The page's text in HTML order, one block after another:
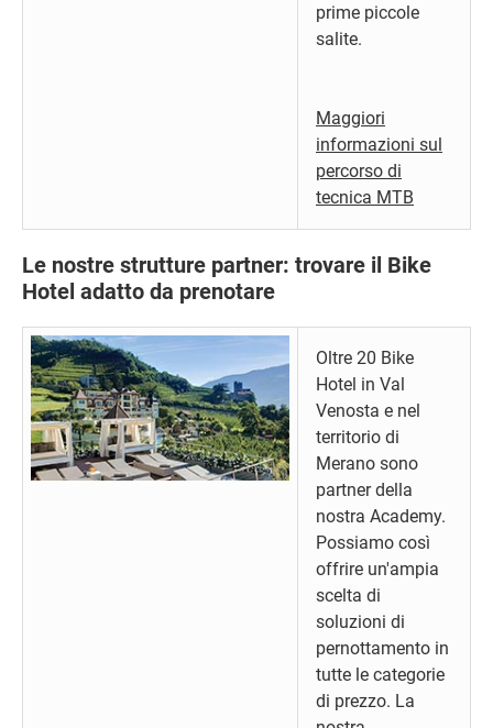
prime piccole
salite.
Maggiori
informazioni sul
percorso di
tecnica MTB
Le nostre strutture partner: trovare il Bike
Hotel adatto da prenotare
Oltre 20 Bike
Hotel in Val
Venosta e nel
territorio di
Merano sono
partner della
nostra Academy.
Possiamo così
offrire un'ampia
scelta di
soluzioni di
pernottamento in
tutte le categorie
di prezzo. La